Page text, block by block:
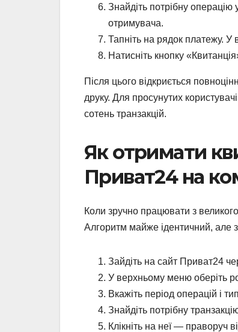
Знайдіть потрібну
отримувача.
Тапніть на рядок платежу. У
Натисніть кнопку
Після цього відкриється
друку. Для просунутих
сотень транзакцій.
Як отримати
Приват24 на
Коли зручно працювати з
Алгоритм майже ідентичний, але
Зайдіть на сайт Приват24
У верхньому меню оберіть
Вкажіть період операцій і
Знайдіть потрібну
Клікніть на неї — праворуч